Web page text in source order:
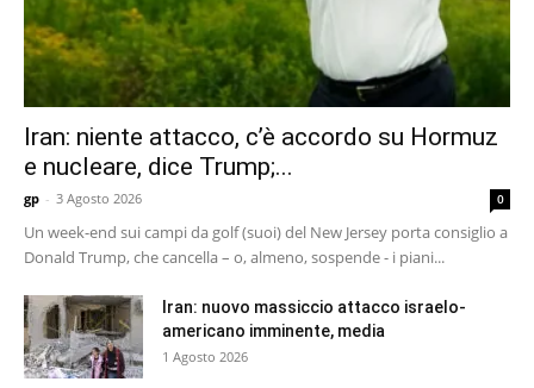
Iran: niente attacco, c’è accordo su Hormuz
e nucleare, dice Trump;...
gp - 3 Agosto 2026 0
Un week-end sui campi da golf (suoi) del New Jersey porta consiglio a
Donald Trump, che cancella – o, almeno, sospende - i piani...
Iran: nuovo massiccio attacco israelo-
americano imminente, media
1 Agosto 2026